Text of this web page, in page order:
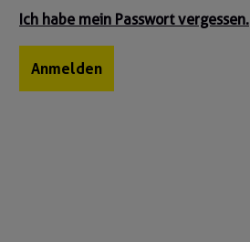
Ich habe mein Passwort vergessen.
Anmelden